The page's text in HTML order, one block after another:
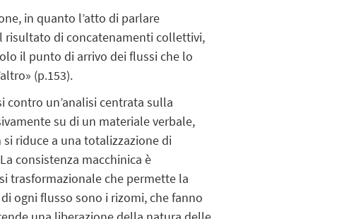
in quanto l’atto di parlare
risultato di concatenamenti collettivi,
il punto di arrivo dei flussi che lo
(p.153).
contro un’analisi centrata sulla
su di un materiale verbale,
riduce a una totalizzazione di
consistenza macchinica è
trasformazionale che permette la
ogni flusso sono i rizomi, che fanno